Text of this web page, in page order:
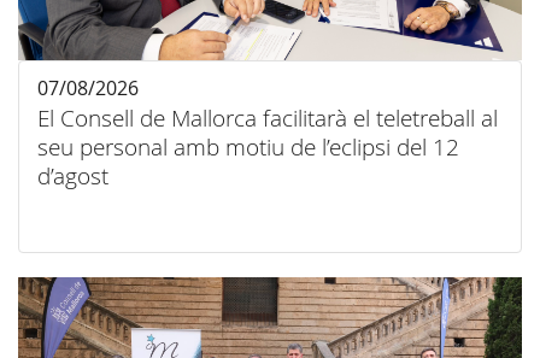
El Consell de Mallorca facilitarà el teletreball al
seu personal amb motiu de l’eclipsi del 12
d’agost
07/08/2026